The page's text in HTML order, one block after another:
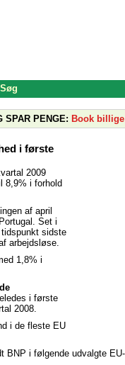
Søg
SPAR PENGE: Book
i første
2009
8,9% i forhold
af april
Set i
sidste
arbejdsløse.
1,8% i
i første
2008.
i de fleste EU
BNP i følgende udvalgte